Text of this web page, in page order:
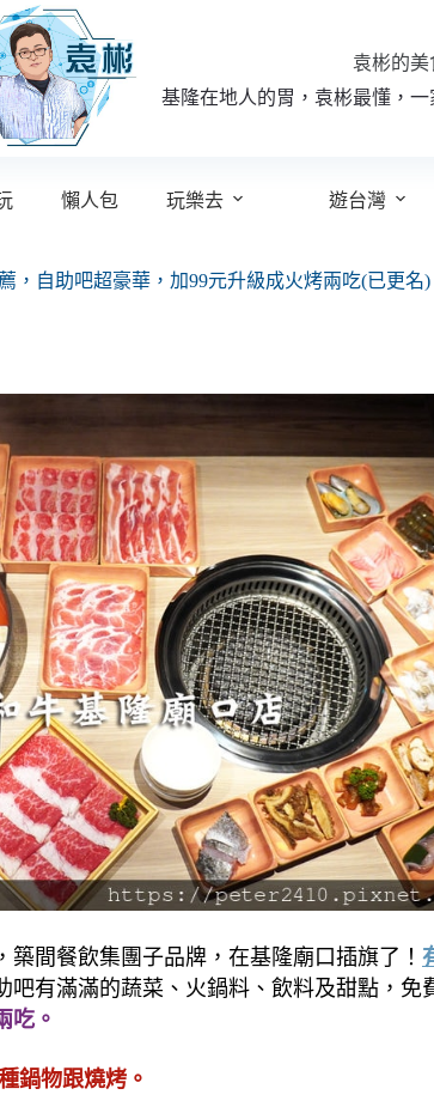
袁彬的美
基隆在地人的胃，袁彬最懂，
懶人包 玩樂去 遊台灣
，自助吧超豪華，加99元升級成火烤兩吃(已更名)
間餐飲集團子品牌，在基隆廟口插旗了！
有滿滿的蔬菜、火鍋料、飲料及甜點，免
吃。
鍋物跟燒烤。